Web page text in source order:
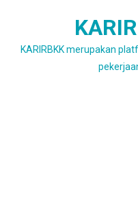
KARIRBKK merupakan